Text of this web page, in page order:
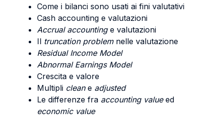
Come i bilanci sono usati ai fini valutativi
Cash accounting e valutazioni
Accrual accounting e valutazioni
Il truncation problem nelle valutazione
Residual Income Model
Abnormal Earnings Model
Crescita e valore
Multipli cleane adjusted
Le differenze fra accounting valueed
economic value